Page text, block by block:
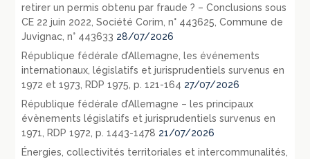
retirer un permis obtenu par fraude ? – Conclusions sous
CE 22 juin 2022, Société Corim, n° 443625, Commune de
Juvignac, n° 443633 28/07/2026
République fédérale d’Allemagne, les événements
internationaux, législatifs et jurisprudentiels survenus en
1972 et 1973, RDP 1975, p. 121-164 27/07/2026
République fédérale d’Allemagne – les principaux
évènements législatifs et jurisprudentiels survenus en
1971, RDP 1972, p. 1443-1478 21/07/2026
Énergies, collectivités territoriales et intercommunalités,